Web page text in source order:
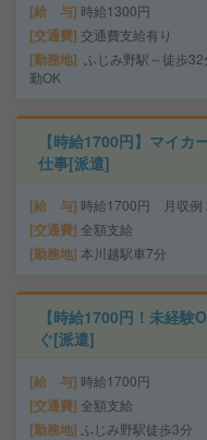
給 与 時給1300円
交通費 交通費支給有り
勤務地
ふじみ野駅～徒歩
勤OK
【時給1700円】マイ
仕事[派遣]
給 与 時給1700円 月収例
交通費 全額支給
勤務地 本川越駅車7分
【時給1700円！未経
ぐ[派遣]
給 与 時給1700円
交通費 全額支給
勤務地 ふじみ野駅徒歩3分